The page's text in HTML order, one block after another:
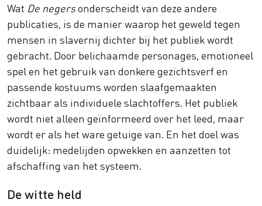
Wat De negersonderscheidt van deze andere
publicaties, is de manier waarop het geweld tegen
mensen in slavernij dichter bij het publiek wordt
gebracht. Door belichaamde personages, emotioneel
spel en het gebruik van donkere gezichtsverf en
passende kostuums worden slaafgemaakten
zichtbaar als individuele slachtoffers. Het publiek
wordt niet alleen geïnformeerd over het leed, maar
wordt er als het ware getuige van. En het doel was
duidelijk: medelijden opwekken en aanzetten tot
afschaffing van het systeem.
De witte held